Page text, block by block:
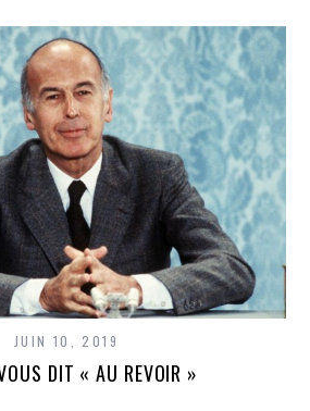
JUIN 10, 2019
DIT « AU REVOIR »